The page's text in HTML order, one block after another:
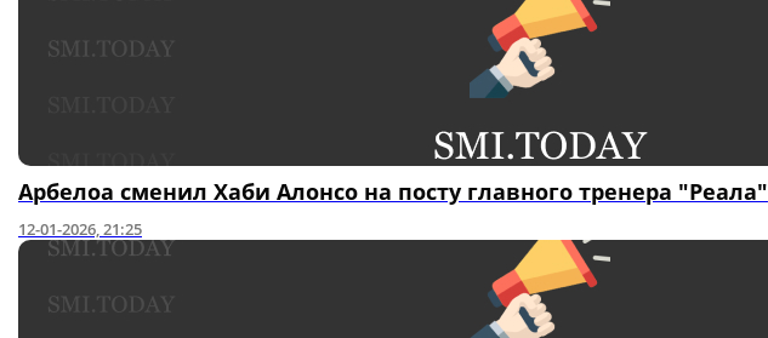
Арбелоа сменил Хаби Алонсо на посту главного тренера "Реала"
12-01-2026, 21:25